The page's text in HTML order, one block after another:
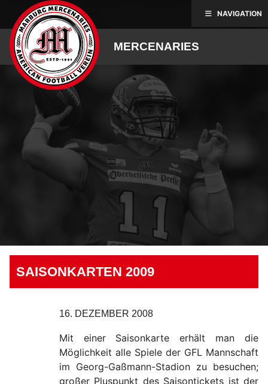
content
MERCENARIES
SAISONKARTEN 2009
16. DEZEMBER 2008
Mit einer Saisonkarte erhält man die
Möglichkeit alle Spiele der GFL Mannschaft
im Georg-Gaßmann-Stadion zu besuchen;
großer Pluspunkt des Saisontickets ist der
NAVIGATION